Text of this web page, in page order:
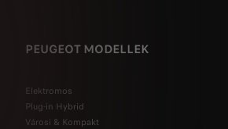
PEUGEOT MODELLEK
Elektromos
Plug-in Hybrid
Városi & Kompakt